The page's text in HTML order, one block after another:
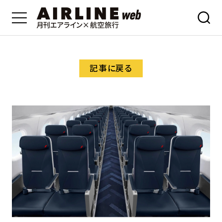
記事に戻る